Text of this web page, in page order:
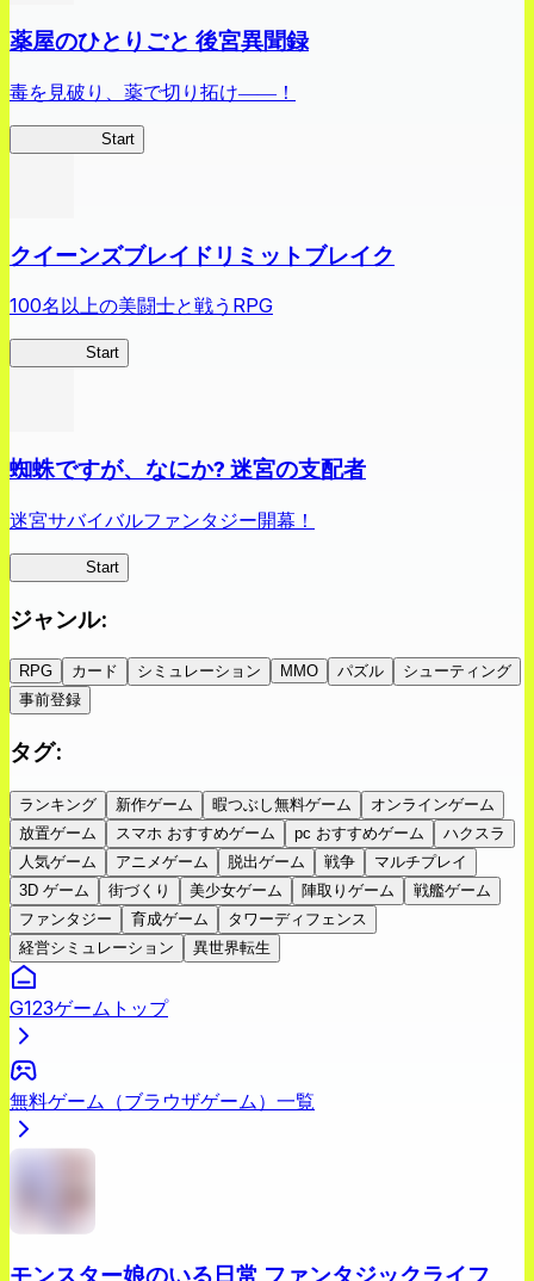
薬屋のひとりごと 後宮異聞録
毒を見破り、薬で切り拓け――！
Start
クイーンズブレイドリミットブレイク
100名以上の美闘士と戦うRPG
Start
蜘蛛ですが、なにか? 迷宮の支配者
迷宮サバイバルファンタジー開幕！
Start
ジャンル:
RPG カード シミュレーション MMO パズル
シューティング
事前登録
タグ:
ランキング 新作ゲーム 暇つぶし無料ゲーム
オンラインゲーム
放置ゲーム
スマホ おすすめゲーム pc おすすめゲーム
ハクスラ
人気ゲーム
アニメゲーム 脱出ゲーム 戦争
マルチプレイ
3D ゲーム
街づくり 美少女ゲーム 陣取りゲーム
戦艦ゲーム
ファンタジー
育成ゲーム
タワーディフェンス
経営シミュレーション
異世界転生
G123ゲームトップ
無料ゲーム（ブラウザゲーム）一覧